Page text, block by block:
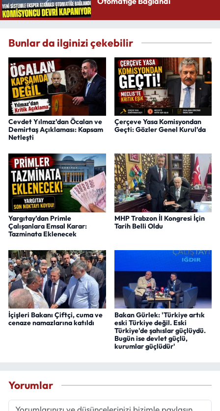
Bunlar da ilginizi çekebilir
Cevdet Yılmaz’dan Öcalan ve
Demirtaş Açıklaması: Kapsam
Netleşti
Çerçeve Yasa Komisyondan
Geçti: Gözler Genel Kurul’da
Yargıtay’dan Primle
Çalışanlara Emsal Karar:
Tazminata Eklenecek
MHP Trabzon İl Kongresi İçin
Tarih Belli Oldu
İçişleri Bakanı Çiftçi, cuma ve
cenaze namazlarına katıldı
Bakan Gürlek: 'Türkiye artık
eski Türkiye değil. Eski
Türkiye'de şahıslar güçlüydü.
Bugün ise devlet güçlü,
kurumlar güçlüdür'
Yorumlar